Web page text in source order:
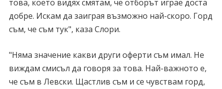
това, което видях смятам, че отборът играе доста
добре. Искам да заиграя възможно най-скоро. Горд
съм, че съм тук", каза Слори.
"Няма значение какви други оферти съм имал. Не
виждам смисъл да говоря за това. Най-важното е,
че съм в Левски. Щастлив съм и се чувствам горд,